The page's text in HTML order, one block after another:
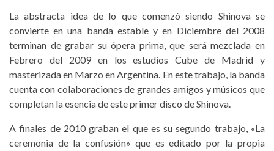
La abstracta idea de lo que comenzó siendo Shinova se
convierte en una banda estable y en Diciembre del 2008
terminan de grabar su ópera prima, que será mezclada en
Febrero del 2009 en los estudios Cube de Madrid y
masterizada en Marzo en Argentina. En este trabajo, la banda
cuenta con colaboraciones de grandes amigos y músicos que
completan la esencia de este primer disco de Shinova.
A finales de 2010 graban el que es su segundo trabajo, «La
ceremonia de la confusión» que es editado por la propia